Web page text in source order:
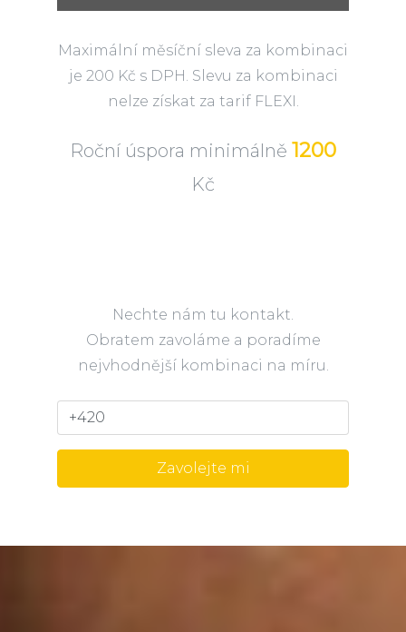
Maximální měsíční sleva za kombinaci
je 200 Kč s DPH. Slevu za kombinaci
nelze získat za tarif FLEXI.
Roční úspora minimálně 1200
Kč
Nechte nám tu kontakt.
Obratem zavoláme a poradíme
nejvhodnější kombinaci na míru.